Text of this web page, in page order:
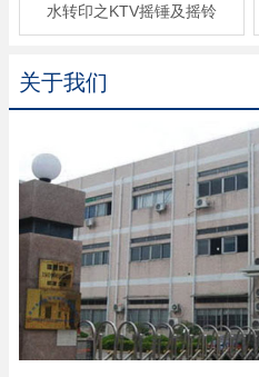
水转印之KTV摇锤及摇铃
关于我们